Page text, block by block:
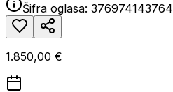
Šifra oglasa: 376974143764
1.850,00 €